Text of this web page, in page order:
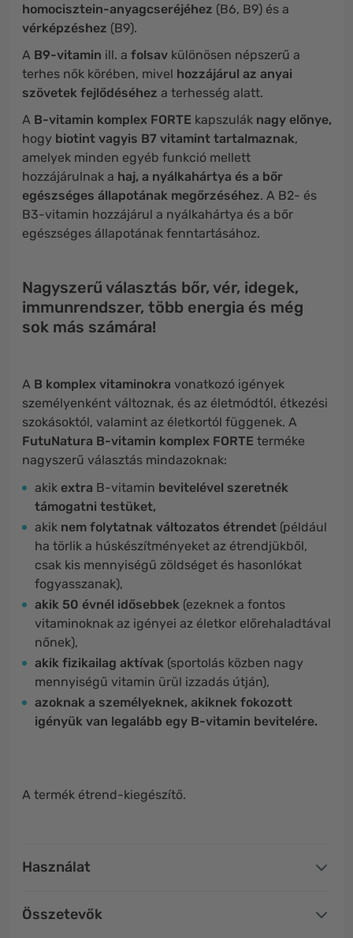
homocisztein-anyagcseréjéhez (B6, B9) és a
vérképzéshez (B9).
A B9-vitamin ill. a folsav különösen népszerű a
terhes nők körében, mivel hozzájárul az anyai
szövetek fejlődéséhez a terhesség alatt.
A B-vitamin komplex FORTE kapszulák nagy előnye,
hogy biotint vagyis B7 vitamint tartalmaznak,
amelyek minden egyéb funkció mellett
hozzájárulnak a haj, a nyálkahártya és a bőr
egészséges állapotának megőrzéséhez. A B2- és
B3-vitamin hozzájárul a nyálkahártya és a bőr
egészséges állapotának fenntartásához.
Nagyszerű választás bőr, vér, idegek,
immunrendszer, több energia és még
sok más számára!
A B komplex vitaminokra vonatkozó igények
személyenként változnak, és az életmódtól, étkezési
szokásoktól, valamint az életkortól függenek. A
FutuNatura B-vitamin komplex FORTE terméke
nagyszerű választás mindazoknak:
akik extra B-vitamin bevitelével szeretnék
támogatni testüket,
akik nem folytatnak változatos étrendet (például
ha törlik a húskészítményeket az étrendjükből,
csak kis mennyiségű zöldséget és hasonlókat
fogyasszanak),
akik 50 évnél idősebbek (ezeknek a fontos
vitaminoknak az igényei az életkor előrehaladtával
nőnek),
akik fizikailag aktívak (sportolás közben nagy
mennyiségű vitamin ürül izzadás útján),
azoknak a személyeknek, akiknek fokozott
igényük van legalább egy B-vitamin bevitelére.
A termék étrend-kiegészítő.
Használat
Összetevők